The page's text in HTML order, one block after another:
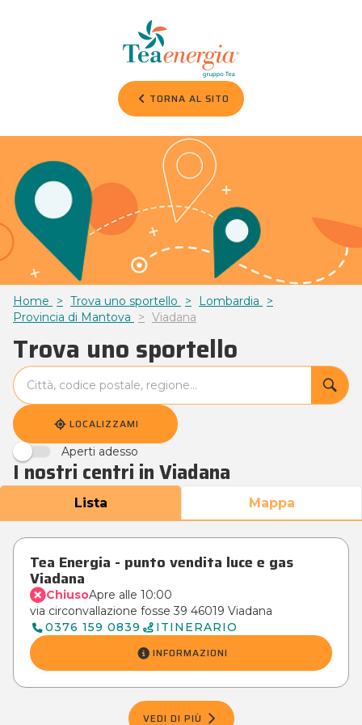
TORNA AL SITO
Home Trova uno sportello
Lombardia
Provincia di Mantova
Viadana
Trova uno sportello
accessibility.searchform.label.searchform
accessibility.searchform.label.searchinput
accessibility.searchform.autocomplete_status
LOCALIZZAMI
Aperti adesso
I nostri centri in Viadana
Lista Mappa
Tea Energia - punto vendita luce e gas
Viadana
ChiusoApre alle 10:00
via circonvallazione fosse 39 46019 Viadana
0376 159 0839
ITINERARIO
INFORMAZIONI
VEDI DI PIÙ